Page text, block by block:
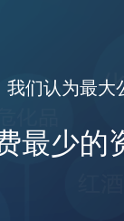
好
我们认为最大
最少的